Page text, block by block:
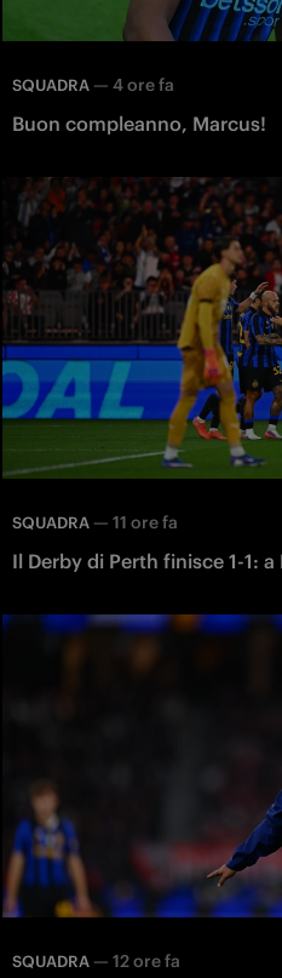
SQUADRA — 4 ore fa
Buon compleanno, Marcus!
SQUADRA — 11 ore fa
Il Derby di Perth finisce 1-1:
SQUADRA — 12 ore fa